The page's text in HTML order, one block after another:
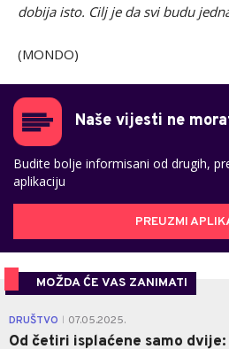
dobija isto. Cilj je da svi budu
(MONDO)
Naše vijesti ne
Budite bolje informisani od drugih,
aplikaciju
PREUZMI
MOŽDA ĆE VAS ZANIMATI
DRUŠTVO 07.05.2025.
Od četiri isplaćene samo dvije: